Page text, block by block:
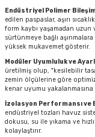
Endüstriyel Polimer
edilen paspaslar, aşırı
form kaybı yaşamadan uzun
sürtünmeye bağlı aşınmalara
yüksek mukavemet gösterir.
Modüler Uyumluluk ve
üretilmiş olup, "kesilebilir
zemin ölçülerine göre
kenar uyumu yakalanmasına
İzolasyon Performansı ve
endüstriyel tozları havuz
dokusu, su ile yıkama ve
kolaylaştırır.